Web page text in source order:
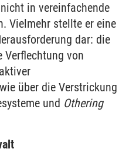
in vereinfachende
Vielmehr stellte er eine
dar: die
Verflechtung von
über die Verstrickung
und Othering